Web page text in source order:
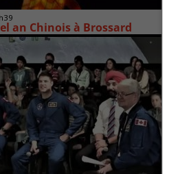
an Chinois à Brossard